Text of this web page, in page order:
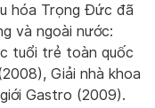
hóa Trọng Đức đã
và ngoài nước:
tuổi trẻ toàn quốc
Giải nhà khoa
Gastro (2009).